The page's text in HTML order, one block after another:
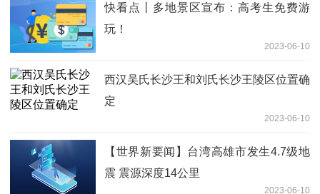
快看点丨多地景区宣布：高考生免费游
玩！
2023-06-10
西汉吴氏长沙王和刘氏长沙王陵区位置确
定
2023-06-10
【世界新要闻】台湾高雄市发生4.7级地
震 震源深度14公里
2023-06-10